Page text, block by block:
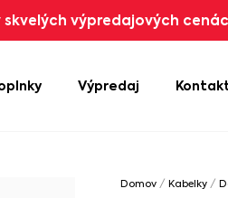
výpredajových
Výpredaj
Domov /Kabelky /